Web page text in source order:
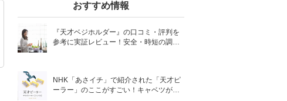
おすすめ情報
『天才ベジホルダー』の口コミ・評判を
参考に実証レビュー！安全・時短の調理
NHK「あさイチ」で紹介された「天才ピ
ーラー」のここがすごい！キャベツがほ